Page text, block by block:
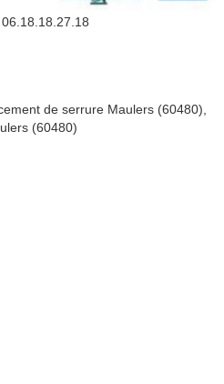
de serrure Maulers (60480),
(60480)